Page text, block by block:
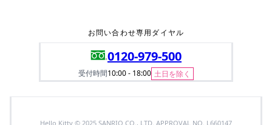
お問い合わせ専用ダイヤル
0120-979-500
受付時間10:00 - 18:00 土日を除く
Hello Kitty © 2025 SANRIO CO., LTD. APPROVAL NO. L660147